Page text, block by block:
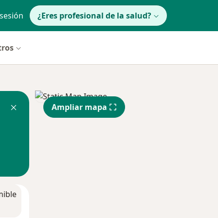
¿Eres profesional de la salud?
Ampliar mapa